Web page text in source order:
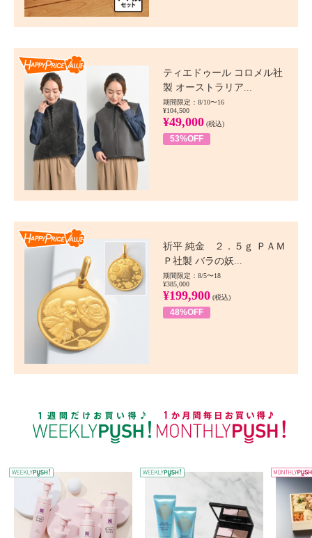
ティエドゥール コロメル社
製 オーストラリア...
期間限定：8/10〜16
¥104,500
¥49,000 (税込)
53%OFF
祈平 純金 ２．５ｇ ＰＡＭ
Ｐ社製 バラの妖...
期間限定：8/5〜18
¥385,000
¥199,900 (税込)
48%OFF
WEEKLY PUSH